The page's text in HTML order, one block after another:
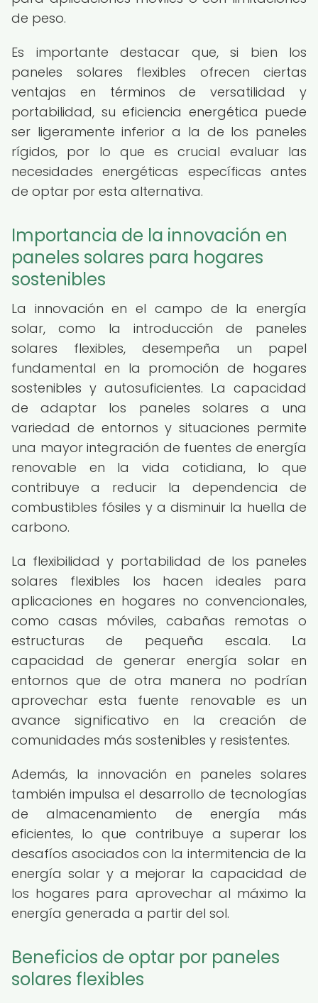
de peso.
Es importante destacar que, si bien los
paneles solares flexibles ofrecen ciertas
ventajas en términos de versatilidad y
portabilidad, su eficiencia energética puede
ser ligeramente inferior a la de los paneles
rígidos, por lo que es crucial evaluar las
necesidades energéticas específicas antes
de optar por esta alternativa.
Importancia de la innovación en
paneles solares para hogares
sostenibles
La innovación en el campo de la energía
solar, como la introducción de paneles
solares flexibles, desempeña un papel
fundamental en la promoción de hogares
sostenibles y autosuficientes. La capacidad
de adaptar los paneles solares a una
variedad de entornos y situaciones permite
una mayor integración de fuentes de energía
renovable en la vida cotidiana, lo que
contribuye a reducir la dependencia de
combustibles fósiles y a disminuir la huella de
carbono.
La flexibilidad y portabilidad de los paneles
solares flexibles los hacen ideales para
aplicaciones en hogares no convencionales,
como casas móviles, cabañas remotas o
estructuras de pequeña escala. La
capacidad de generar energía solar en
entornos que de otra manera no podrían
aprovechar esta fuente renovable es un
avance significativo en la creación de
comunidades más sostenibles y resistentes.
Además, la innovación en paneles solares
también impulsa el desarrollo de tecnologías
de almacenamiento de energía más
eficientes, lo que contribuye a superar los
desafíos asociados con la intermitencia de la
energía solar y a mejorar la capacidad de
los hogares para aprovechar al máximo la
energía generada a partir del sol.
Beneficios de optar por paneles
solares flexibles